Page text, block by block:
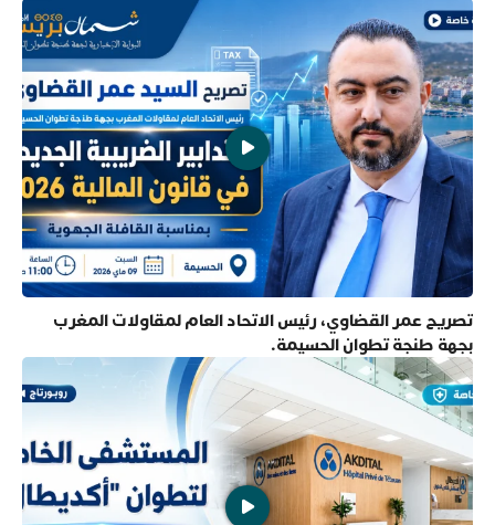
تصريح عمر القضاوي، رئيس الاتحاد العام لمقاولات المغرب
بجهة طنجة تطوان الحسيمة.